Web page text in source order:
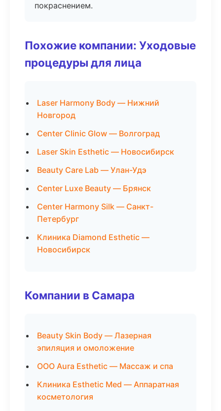
покраснением.
Похожие компании: Уходовые
процедуры для лица
Laser Harmony Body — Нижний
Новгород
Center Clinic Glow — Волгоград
Laser Skin Esthetic — Новосибирск
Beauty Care Lab — Улан-Удэ
Center Luxe Beauty — Брянск
Center Harmony Silk — Санкт-
Петербург
Клиника Diamond Esthetic —
Новосибирск
Компании в Самара
Beauty Skin Body — Лазерная
эпиляция и омоложение
ООО Aura Esthetic — Массаж и спа
Клиника Esthetic Med — Аппаратная
косметология